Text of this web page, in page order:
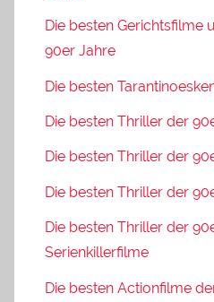
Die besten Gerichtsfilme
90er Jahre
Die besten
Die besten Thriller der
Die besten Thriller der
Die besten Thriller der
Die besten Thriller der
Serienkillerfilme
Die besten Actionfilme